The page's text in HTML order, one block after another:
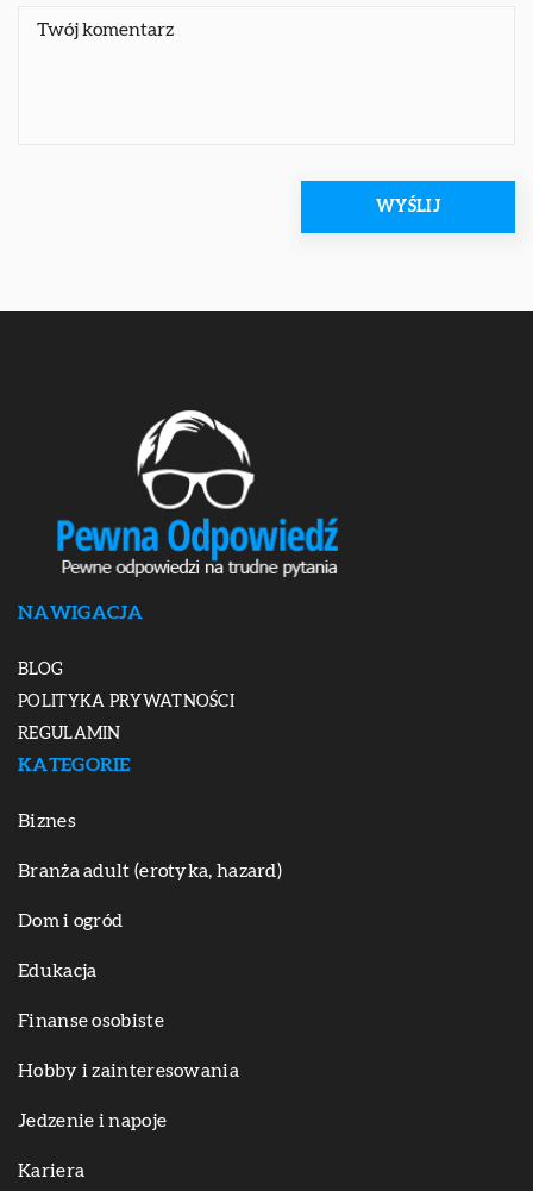
NAWIGACJA
BLOG
POLITYKA PRYWATNOŚCI
REGULAMIN
KATEGORIE
Biznes
Branża adult (erotyka, hazard)
Dom i ogród
Edukacja
Finanse osobiste
Hobby i zainteresowania
Jedzenie i napoje
Kariera